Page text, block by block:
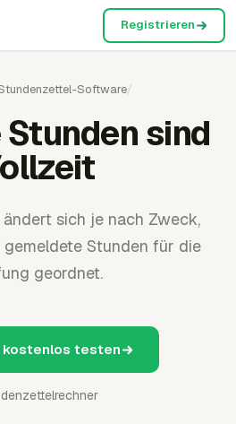
Registrieren
Software/
sind
sich je nach Zweck,
gemeldete Stunden für die
geordnet.
kostenlos testen